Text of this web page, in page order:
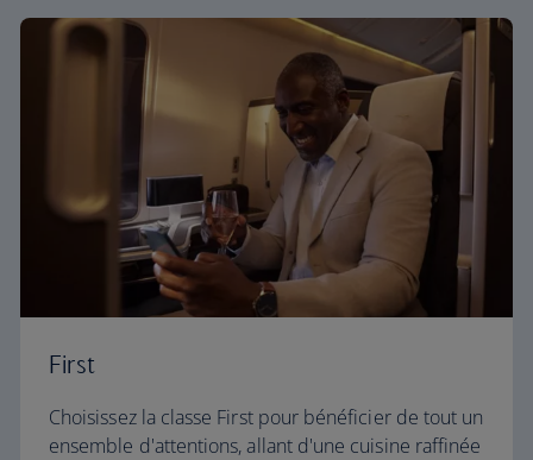
First
Choisissez la classe First pour bénéficier de tout un
ensemble d'attentions, allant d'une cuisine raffinée